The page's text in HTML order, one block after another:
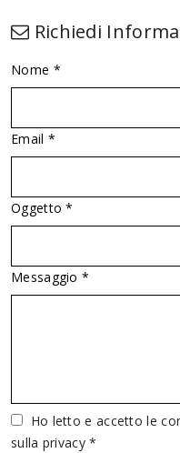
Richiedi
Nome *
Email *
Oggetto *
Messaggio *
VuotoHo letto e accetto le
sulla privacy *